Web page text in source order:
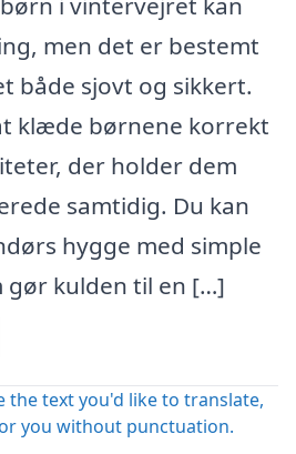
men det er bestemt
både sjovt og sikkert.
klæde børnene korrekt
der holder dem
samtidig. Du kan
hygge med simple
gør kulden til en […]